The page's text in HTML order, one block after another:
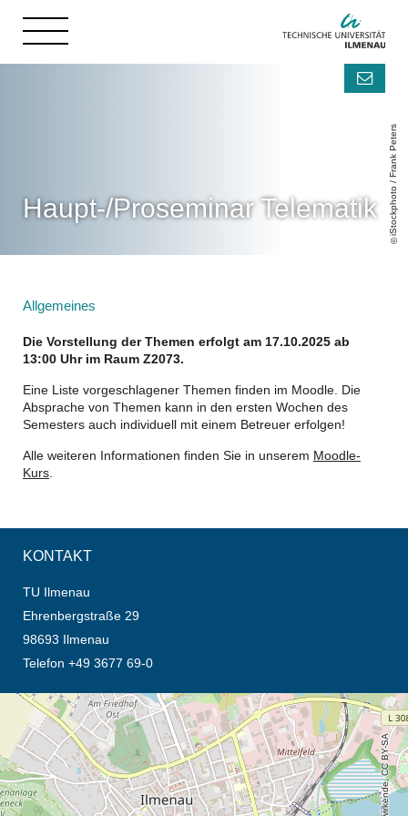
iStockphoto / Frank Peters
Haupt-/Proseminar Telematik
Allgemeines
Die Vorstellung der Themen erfolgt am 17.10.2025 ab
13:00 Uhr im Raum Z2073.
Eine Liste vorgeschlagener Themen finden im Moodle. Die
Absprache von Themen kann in den ersten Wochen des
Semesters auch individuell mit einem Betreuer erfolgen!
Alle weiteren Informationen finden Sie in unserem Moodle-
Kurs
KONTAKT
TU Ilmenau
Ehrenbergstraße 29
98693 Ilmenau
Telefon +49 3677 69-0
Öffnet die Anfahrtsbeschreibung in neuem Tab (Karte)